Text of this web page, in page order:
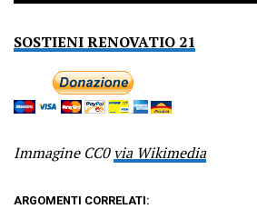
SOSTIENI RENOVATIO 21
Immagine CC0via Wikimedia
ARGOMENTI CORRELATI: